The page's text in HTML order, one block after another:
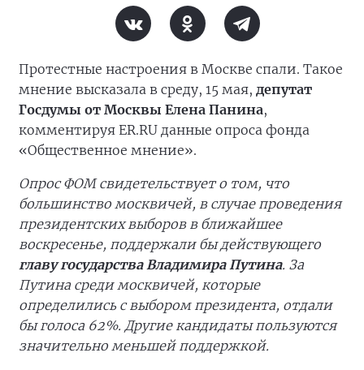
Протестные настроения в Москве спали. Такое
мнение высказала в среду, 15 мая, депутат
Госдумы от Москвы Елена Панина,
комментируя ER.RU данные опроса фонда
«Общественное мнение».
Опрос ФОМ свидетельствует о том, что
большинство москвичей, в случае проведения
президентских выборов в ближайшее
воскресенье, поддержали бы действующего
главу государства Владимира Путина. За
Путина среди москвичей, которые
определились с выбором президента, отдали
бы голоса 62%. Другие кандидаты пользуются
значительно меньшей поддержкой.